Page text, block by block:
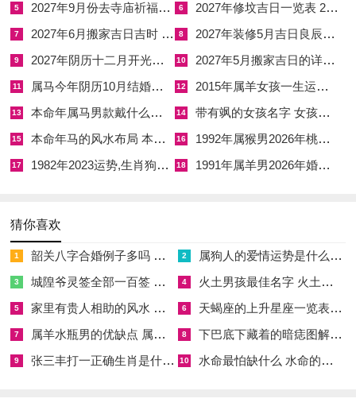
5 2027年9月份去寺庙祈福的日子 2027年5月去寺庙吉日一览表 6 2027年修坟吉日一览表 2027年农历2月修坟吉日一览表
7 2027年6月搬家吉日吉时 2027年农历6月搬家吉日一览表 8 2027年装修5月吉日良辰查询表 2027年农历5月装修吉日一览表
9 2027年阴历十二月开光吉日 2027年12月开光吉日一览表 10 2027年5月搬家吉日的详细解释 2027年5月搬家吉日吉时查询
11 属马今年阴历10月结婚好吗 属马还有几年本命年结婚呢好吗 12 2015年属羊女孩一生运势 2015年属羊女2026年健康运好吗
13 本命年属马男款戴什么财神 本命年属马男士戴什么好一点 14 带有飒的女孩名字 女孩取名字带飒字有什么名字好听
15 本命年马的风水布局 本命年马的佛像怎么摆放 16 1992年属猴男2026年桃花运 1992年属猴男2026年感情运如何
17 1982年2023运势,生肖狗1982年2023运势 18 1991年属羊男2026年婚姻运势 1991年属羊男2026年感情运如何
猜你喜欢
1 韶关八字合婚例子多吗 韶关八字测风水 2 属狗人的爱情运势是什么意思 属狗的人爱情观
3 城隍爷灵签全部一百签 城隍爷灵签解签大全 4 火土男孩最佳名字 火土属性的字男孩名字有哪些
5 家里有贵人相助的风水 家里有贵人是什么意思 6 天蝎座的上升星座一览表 天蝎座的上升星座查询
7 属羊水瓶男的优缺点 属羊水瓶座男生性格爱情观 8 下巴底下藏着的暗痣图解 下巴尖底下有痣代表什么
9 张三丰打一正确生肖是什么意思 张三丰是指什么生肖 10 水命最怕缺什么 水命的人忌什么